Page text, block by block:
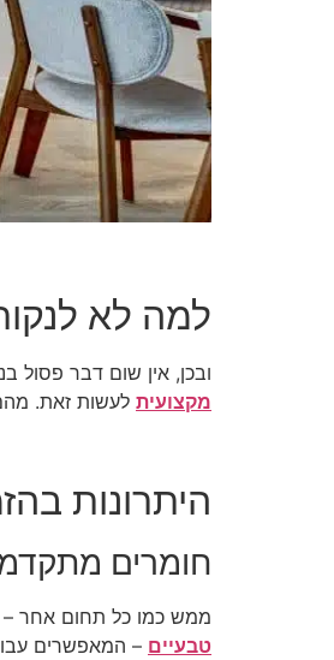
למה לא
ובכן, אין שום דבר פסול
מקצועית לעשות זאת.
היתרונות
חומרים
ממש כמו כל תחום אחר –
טבעיים – המאפשרים